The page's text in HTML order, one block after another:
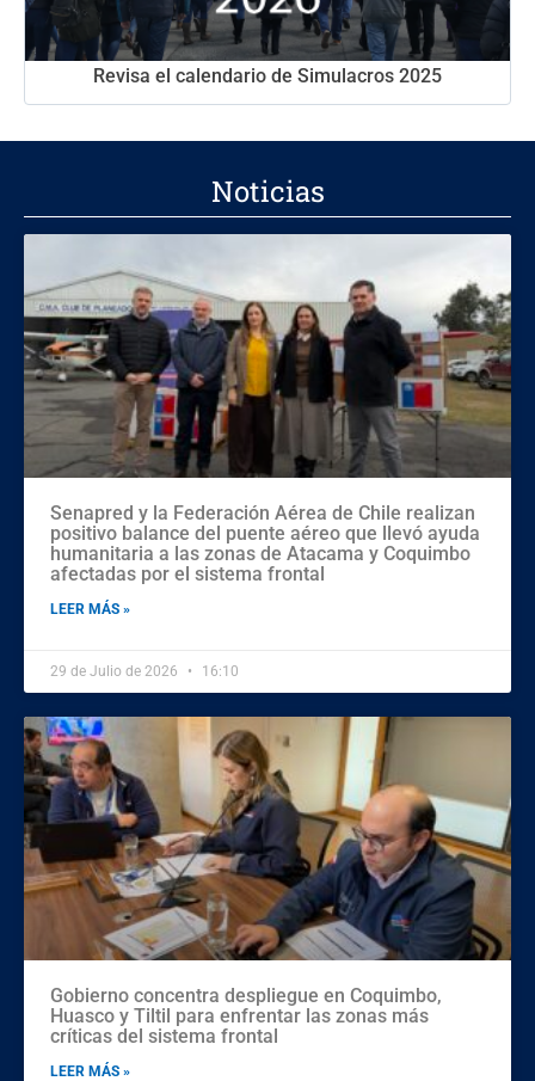
Revisa el calendario de Simulacros 2025
Noticias
Senapred y la Federación Aérea de Chile realizan
positivo balance del puente aéreo que llevó ayuda
humanitaria a las zonas de Atacama y Coquimbo
afectadas por el sistema frontal
LEER MÁS »
29 de Julio de 2026 16:10
Gobierno concentra despliegue en Coquimbo,
Huasco y Tiltil para enfrentar las zonas más
críticas del sistema frontal
LEER MÁS »